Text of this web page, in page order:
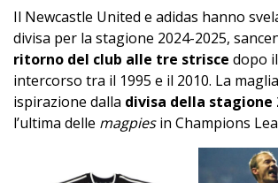
Il Newcastle United e adidas hanno
divisa per la stagione 2024-2025,
ritorno del club alle tre strisce dopo
intercorso tra il 1995 e il 2010. La
ispirazione dalla divisa della stagione
l’ultima delle magpiesin Champions